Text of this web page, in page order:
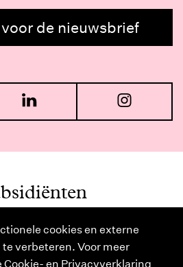
cookies en externe
verbeteren. Voor meer
Cookie- en Privacyverklaring
de nieuwsbrief
LinkedIn